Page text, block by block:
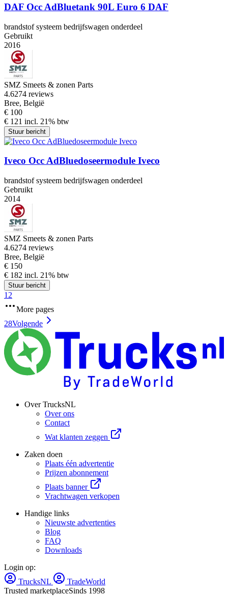
DAF Occ AdBluetank 90L Euro 6 DAF
brandstof systeem bedrijfswagen onderdeel
Gebruikt
2016
SMZ Smeets & zonen Parts
4.6274 reviews
Bree, België
€ 100
€ 121 incl. 21% btw
Stuur bericht
Iveco Occ AdBluedoseermodule Iveco
brandstof systeem bedrijfswagen onderdeel
Gebruikt
2014
SMZ Smeets & zonen Parts
4.6274 reviews
Bree, België
€ 150
€ 182 incl. 21% btw
Stuur bericht
1 2
More pages
28Volgende
Over TrucksNL
Over ons
Contact
Wat klanten zeggen
Zaken doen
Plaats één advertentie
Prijzen abonnement
Plaats banner
Vrachtwagen verkopen
Handige links
Nieuwste advertenties
Blog
FAQ
Downloads
Login op:
TrucksNL
TradeWorld
Trusted marketplaceSinds 1998